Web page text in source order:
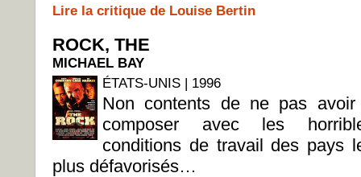
Lire la critique de Louise Bertin
ROCK, THE
MICHAEL BAY
ÉTATS-UNIS | 1996
Non contents de ne pas
composer avec les
conditions de travail des pays
plus défavorisés…